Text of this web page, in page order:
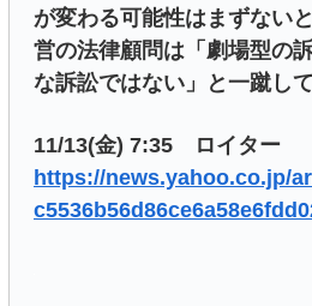
が変わる可能性はまずない
営の法律顧問は「劇場型の
な訴訟ではない」と一蹴して
11/13(金) 7:35 ロイター
https://news.yahoo.co.jp/